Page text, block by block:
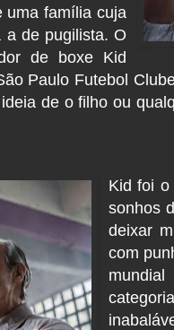
uma família cuja
a de pugilista. O
de boxe Kid
Paulo Futebol
de o filho ou
Kid foi o
sonhos
deixar
com